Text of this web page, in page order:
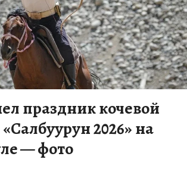
праздник кочевой
2026» на
— фото